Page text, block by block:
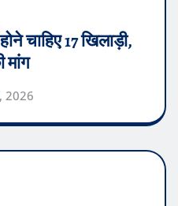
चाहिए 17 खिलाड़ी,
2026